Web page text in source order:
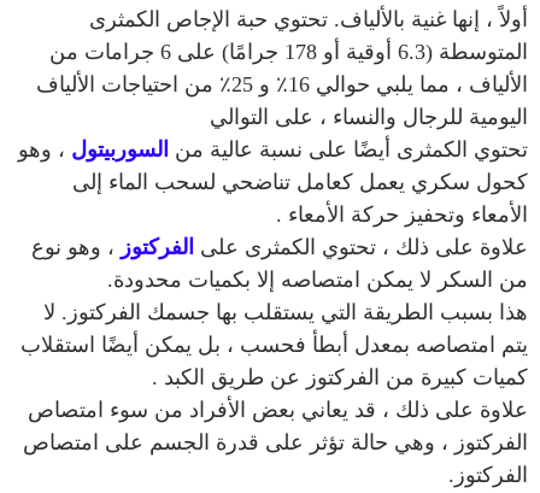
أولاً ، إنها غنية بالألياف. تحتوي حبة الإجاص الكمثرى
المتوسطة (6.3 أوقية أو 178 جرامًا) على 6 جرامات من
الألياف ، مما يلبي حوالي 16٪ و 25٪ من احتياجات الألياف
اليومية للرجال والنساء ، على التوالي
تحتوي الكمثرى أيضًا على نسبة عالية من السوربيتول ، وهو
كحول سكري يعمل كعامل تناضحي لسحب الماء إلى
الأمعاء وتحفيز حركة الأمعاء .
علاوة على ذلك ، تحتوي الكمثرى على الفركتوز ، وهو نوع
من السكر لا يمكن امتصاصه إلا بكميات محدودة.
هذا بسبب الطريقة التي يستقلب بها جسمك الفركتوز. لا
يتم امتصاصه بمعدل أبطأ فحسب ، بل يمكن أيضًا استقلاب
كميات كبيرة من الفركتوز عن طريق الكبد .
علاوة على ذلك ، قد يعاني بعض الأفراد من سوء امتصاص
الفركتوز ، وهي حالة تؤثر على قدرة الجسم على امتصاص
الفركتوز.